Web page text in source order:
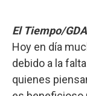
El Tiempo/GDA
Hoy en día
debido a la
quienes